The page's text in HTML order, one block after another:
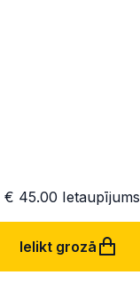
€ 45.00 Ietaupījums
Ielikt grozā